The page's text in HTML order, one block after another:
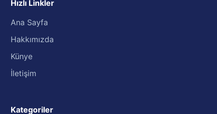
Hızlı Linkler
Ana Sayfa
Hakkımızda
Künye
İletişim
Kategoriler